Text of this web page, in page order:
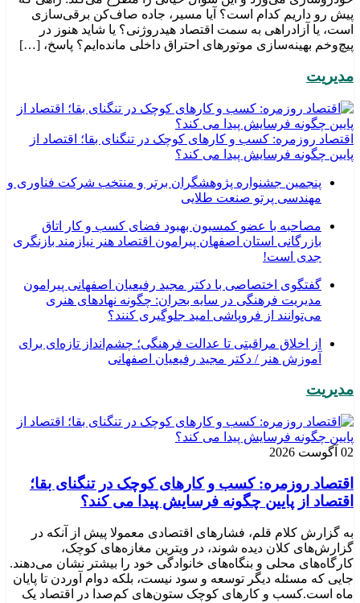
پیش رو داریم کدام است؟ آیا مسیر، جاده صاف‌کن برقی‌سازی
است، یا آزادراهی به سمت اقتصاد هیدروژنی؟ یا شاید هنوز در
پیچ‌وخم بهینه‌سازی موتورهای احتراق داخلی مانده‌ایم؟ پاسخ، […]
مدیریت
اقتصاد روزمره: کسب‌ و کارهای کوچک در تنگنای بقا؛ اقتصاد از
پایین چگونه فرسایش پیدا می کند؟
پنجمین جشنواره پژوهشگران برتر و منتخب شرکت فناوری و
مهندسی پرتو صنعت طلایی
مصاحبه با عضو کمسیون بهبود فضای کسب و کار اتاق
بازرگانی استان اصفهان پیرامون اقتصاد هنر نیازمند بازنگری
جدی است!
گفتگوی اختصاصی با دکتر مجید رفیعیان اصفهانی پیرامون
مدیریت فرهنگی در سایه بحران: چگونه نهادهای هنری
می‌توانند از فروپاشی امید جلوگیری کنند؟
از اخلاق مراقبتی تا عدالت فرهنگی؛ چشم‌انداز تازه‌ای برای
آموزش هنر / دکتر مجید رفیعیان اصفهانی
مدیریت
02 آگوست 2026
اقتصاد روزمره: کسب‌ و کارهای کوچک در تنگنای بقا؛
اقتصاد از پایین چگونه فرسایش پیدا می کند؟
به گزارش کلام قلم، فشارهای اقتصادی معمولا پیش از آنکه در
گزارش‌های کلان دیده شوند، در ویترین مغازه‌های کوچک،
کارگاه‌های محلی و بنگاه‌های خانوادگی خود را بیشتر نشان می‌دهند.
جایی که مسئله دیگر توسعه و سود نیست، بلکه دوام آوردن تا پایان
ماه است.کسب‌ و کارهای کوچک ستون‌های کم‌صدا در اقتصاد یک